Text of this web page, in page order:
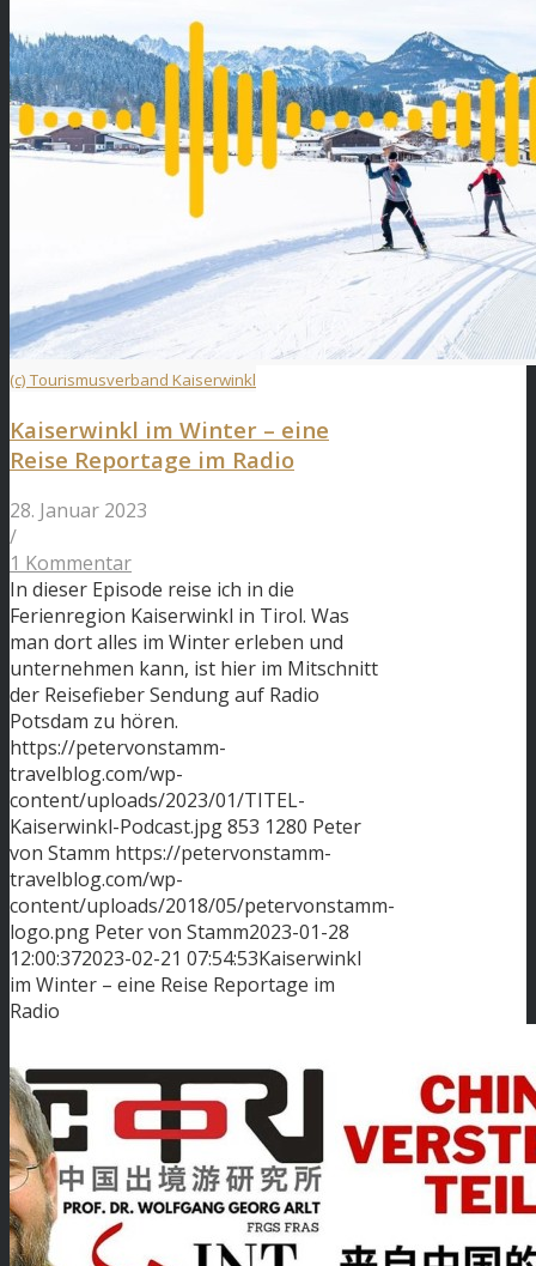
(c) Tourismusverband Kaiserwinkl
Kaiserwinkl im Winter – eine
Reise Reportage im Radio
28. Januar 2023
/
1 Kommentar
In dieser Episode reise ich in die
Ferienregion Kaiserwinkl in Tirol. Was
man dort alles im Winter erleben und
unternehmen kann, ist hier im Mitschnitt
der Reisefieber Sendung auf Radio
Potsdam zu hören.
https://petervonstamm-
travelblog.com/wp-
content/uploads/2023/01/TITEL-
Kaiserwinkl-Podcast.jpg853 1280 Peter
von Stamm https://petervonstamm-
travelblog.com/wp-
content/uploads/2018/05/petervonstamm-
logo.png Peter von Stamm2023-01-28
12:00:372023-02-21 07:54:53Kaiserwinkl
im Winter – eine Reise Reportage im
Radio